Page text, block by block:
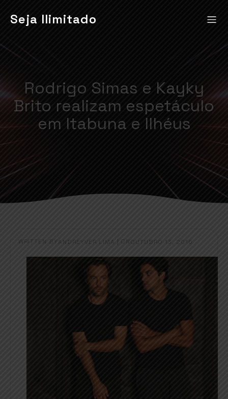
Seja Ilimitado
Rodrigo Simas e Kayky
Brito realizam espetáculo
em Itabuna e Ilhéus
WRITTEN BYANDREYVER LIMA ON OUTUBRO 13, 2016